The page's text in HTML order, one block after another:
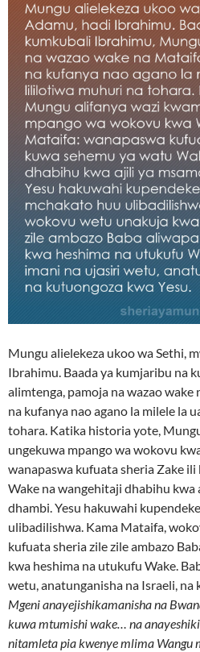
Mungu alielekeza ukoo wa Sethi,
Ibrahimu. Baada ya kumjaribu na
alimtenga, pamoja na wazao
na kufanya nao agano la milele la
tohara. Katika historia yote,
ungekuwa mpango wa wokovu
wanapaswa kufuata sheria Zake
Wake na wangehitaji dhabihu kwa
dhambi. Yesu hakuwahi
ulibadilishwa. Kama Mataifa,
kufuata sheria zile zile ambazo
kwa heshima na utukufu Wake.
wetu, anatunganisha na Israeli, na
Mgeni anayejishikamanisha na
kuwa mtumishi wake… na
nitamleta pia kwenye mlima Wangu